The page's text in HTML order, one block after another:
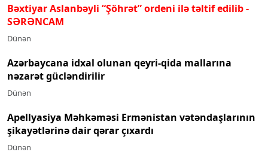
Bəxtiyar Aslanbəyli “Şöhrət” ordeni ilə təltif edilib-
SƏRƏNCAM
Dünən
Azərbaycana idxal olunan qeyri-qida mallarına
nəzarət gücləndirilir
Dünən
Apellyasiya Məhkəməsi Ermənistan vətəndaşlarının
şikayətlərinə dair qərar çıxardı
Dünən